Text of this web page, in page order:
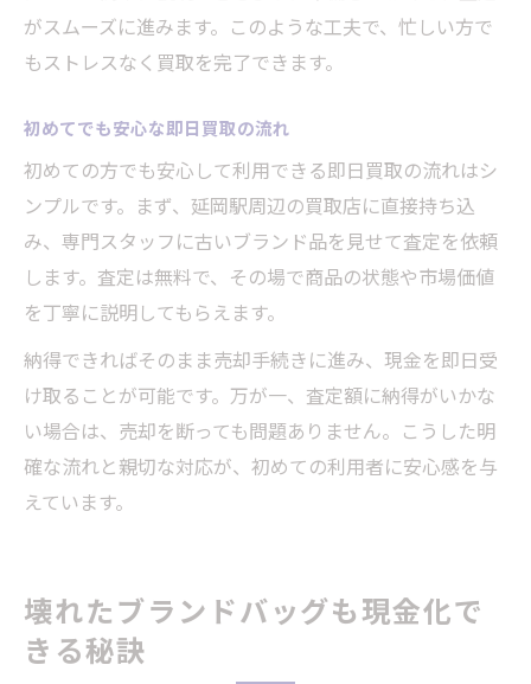
がスムーズに進みます。このような工夫で、忙しい方で
もストレスなく買取を完了できます。
初めてでも安心な即日買取の流れ
初めての方でも安心して利用できる即日買取の流れはシ
ンプルです。まず、延岡駅周辺の買取店に直接持ち込
み、専門スタッフに古いブランド品を見せて査定を依頼
します。査定は無料で、その場で商品の状態や市場価値
を丁寧に説明してもらえます。
納得できればそのまま売却手続きに進み、現金を即日受
け取ることが可能です。万が一、査定額に納得がいかな
い場合は、売却を断っても問題ありません。こうした明
確な流れと親切な対応が、初めての利用者に安心感を与
えています。
壊れたブランドバッグも現金化で
きる秘訣